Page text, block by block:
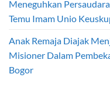
Meneguhkan
Temu Imam Unio
Anak Remaja Diajak
Misioner Dalam
Bogor